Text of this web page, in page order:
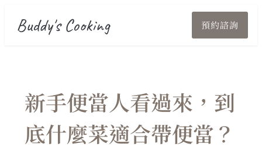
Buddy's Cooking 預約諮詢
新手便當人看過來，到
底什麼菜適合帶便當？